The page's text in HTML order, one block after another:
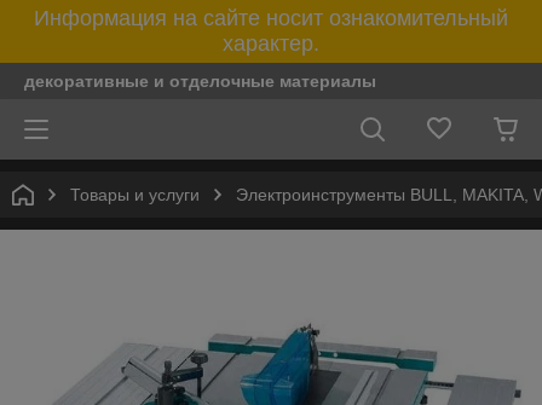
Информация на сайте носит ознакомительный
характер.
декоративные и отделочные материалы
Товары и услуги Электроинструменты BULL,